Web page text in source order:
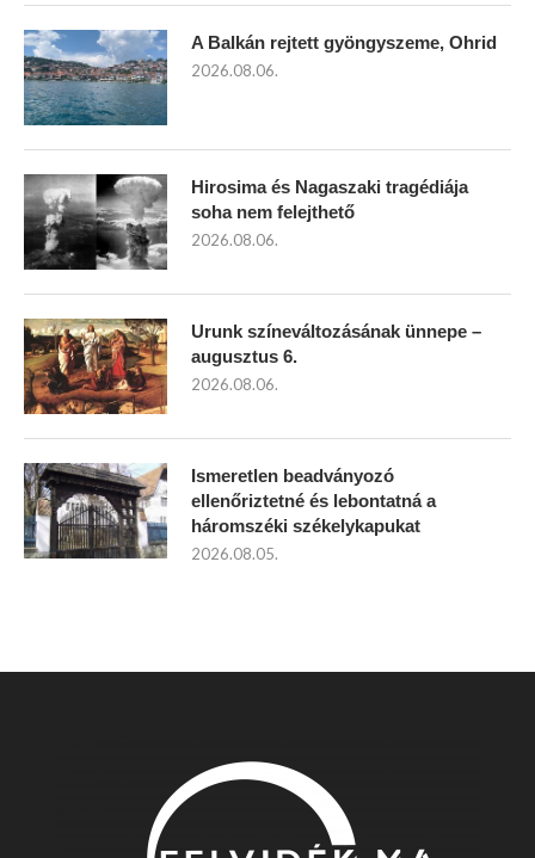
A Balkán rejtett gyöngyszeme, Ohrid
2026.08.06.
Hirosima és Nagaszaki tragédiája
soha nem felejthető
2026.08.06.
Urunk színeváltozásának ünnepe –
augusztus 6.
2026.08.06.
Ismeretlen beadványozó
ellenőriztetné és lebontatná a
háromszéki székelykapukat
2026.08.05.